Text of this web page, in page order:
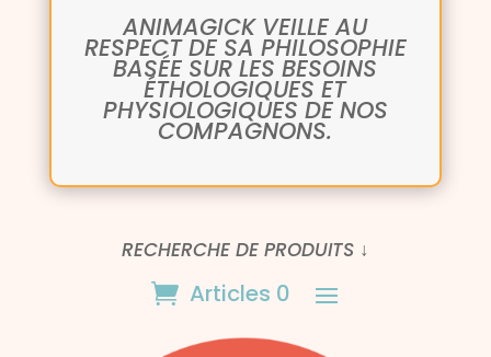
ANIMAGICK VEILLE AU
RESPECT DE SA PHILOSOPHIE
BASÉE SUR LES BESOINS
ÉTHOLOGIQUES ET
PHYSIOLOGIQUES DE NOS
COMPAGNONS.
RECHERCHE DE PRODUITS ↓
Articles 0